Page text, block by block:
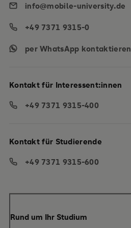
Rund um Ihr Studium
info@mobile-university.de
+49 7371 9315-0
per WhatsApp kontaktieren
Kontakt für Interessent:innen
+49 7371 9315-400
Kontakt für Studierende
+49 7371 9315-600